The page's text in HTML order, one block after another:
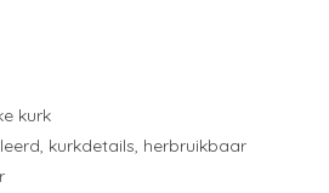
kurk
kurkdetails, herbruikbaar